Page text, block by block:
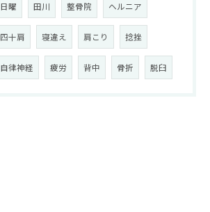
日曜 田川 整骨院 ヘルニア
四十肩 寝違え 肩こり 捻挫
自律神経 疲労 背中 骨折 脱臼